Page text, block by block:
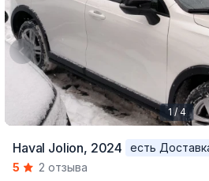
of
1 / 4
Haval Jolion, 2024
есть
5
2 отзыва